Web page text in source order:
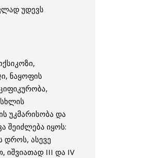
უდევს
ნაყოფის
უკმარისობა და
შეიძლება იყოს:
დროს, ასევე
იშვიათად III და IV